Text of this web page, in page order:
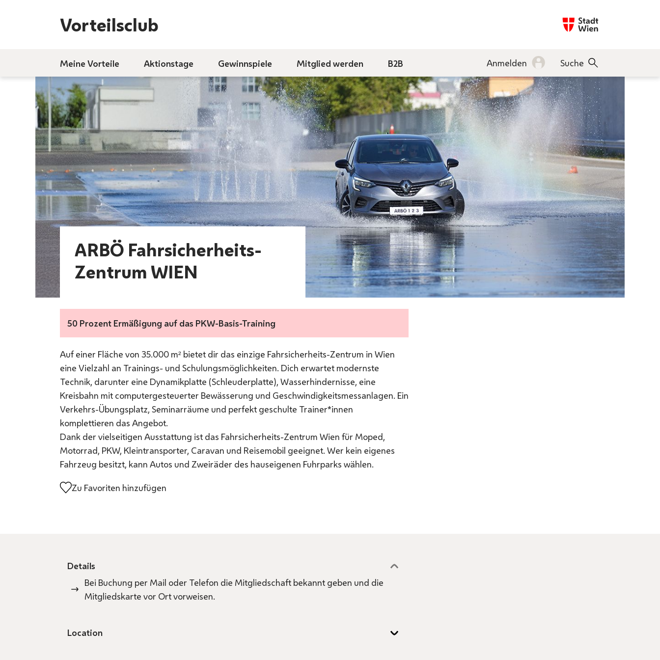
INHALTVorteilsclub Startseite wien.gv.at
Meine Vorteile Aktionstage Gewinnspiele Mitglied werden B2B Anmelden Suche
ARBÖ Fahrsicherheits-
Zentrum WIEN
50 Prozent Ermäßigung auf das PKW-Basis-Training
Auf einer Fläche von 35.000 m² bietet dir das einzige Fahrsicherheits-Zentrum in Wien
eine Vielzahl an Trainings- und Schulungsmöglichkeiten. Dich erwartet modernste
Technik, darunter eine Dynamikplatte (Schleuderplatte), Wasserhindernisse, eine
Kreisbahn mit computergesteuerter Bewässerung und Geschwindigkeitsmessanlagen. Ein
Verkehrs-Übungsplatz, Seminarräume und perfekt geschulte Trainer*innen
komplettieren das Angebot.
Dank der vielseitigen Ausstattung ist das Fahrsicherheits-Zentrum Wien für Moped,
Motorrad, PKW, Kleintransporter, Caravan und Reisemobil geeignet. Wer kein eigenes
Fahrzeug besitzt, kann Autos und Zweiräder des hauseigenen Fuhrparks wählen.
Zu Favoriten hinzufügen
Details
Bei Buchung per Mail oder Telefon die Mitgliedschaft bekannt geben und die
Mitgliedskarte vor Ort vorweisen.
Location